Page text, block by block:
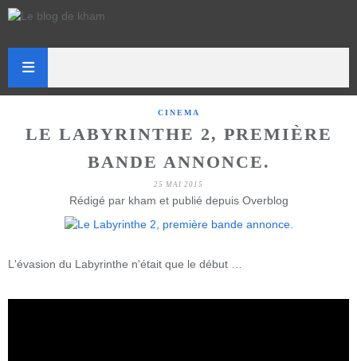
CINEMA
LE LABYRINTHE 2, PREMIÈRE
BANDE ANNONCE.
25 MAI 2015
Rédigé par kham et publié depuis Overblog
L'évasion du Labyrinthe n'était que le début …